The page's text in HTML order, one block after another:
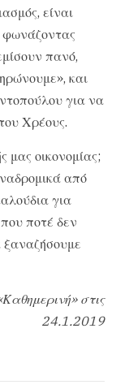
είναι
φωνάζοντας
πανό,
και
για να
Χρέους.
μας οικονομίας;
από
για
ποτέ δεν
ξαναζήσουμε
στις
24.1.2019